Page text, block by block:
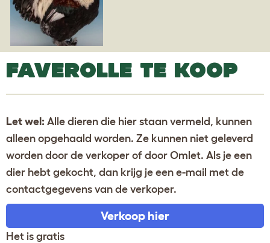
FAVEROLLE TE KOOP
Let wel: Alle dieren die hier staan vermeld, kunnen
alleen opgehaald worden. Ze kunnen niet geleverd
worden door de verkoper of door Omlet. Als je een
dier hebt gekocht, dan krijg je een e-mail met de
contactgegevens van de verkoper.
Verkoop hier
Het is gratis